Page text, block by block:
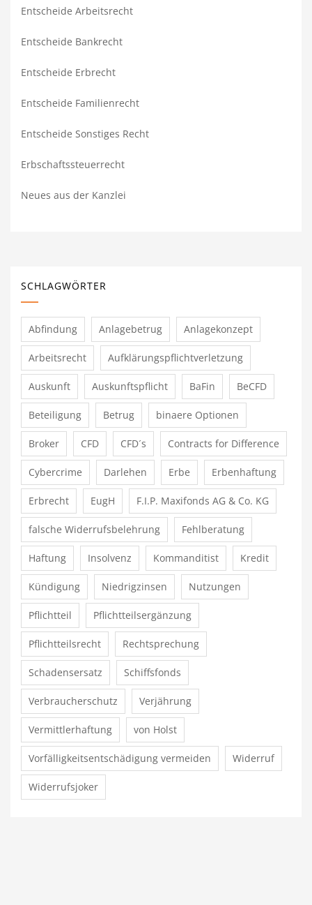
Entscheide Arbeitsrecht
Entscheide Bankrecht
Entscheide Erbrecht
Entscheide Familienrecht
Entscheide Sonstiges Recht
Erbschaftssteuerrecht
Neues aus der Kanzlei
SCHLAGWÖRTER
Abfindung Anlagebetrug Anlagekonzept
Arbeitsrecht Aufklärungspflichtverletzung
Auskunft Auskunftspflicht BaFin BeCFD
Beteiligung Betrug binaere Optionen
Broker CFD CFD´s Contracts for Difference
Cybercrime Darlehen Erbe Erbenhaftung
Erbrecht EugH F.I.P. Maxifonds AG & Co. KG
falsche Widerrufsbelehrung Fehlberatung
Haftung Insolvenz Kommanditist Kredit
Kündigung Niedrigzinsen Nutzungen
Pflichtteil Pflichtteilsergänzung
Pflichtteilsrecht Rechtsprechung
Schadensersatz Schiffsfonds
Verbraucherschutz Verjährung
Vermittlerhaftung von Holst
Vorfälligkeitsentschädigung vermeiden Widerruf
Widerrufsjoker